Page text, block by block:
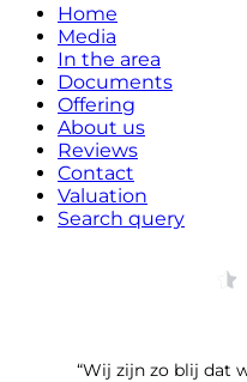
Home
Media
In the area
Documents
Offering
About us
Reviews
Contact
Valuation
Search query
“Wij zijn zo blij dat